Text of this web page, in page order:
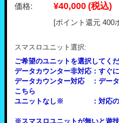
価格: ¥40,000(税込)
[ポイント還元 400
スマスロユニット選択:
ご希望のユニットを選択してくだ
データカウンター非対応：すぐ
データカウンター対応 ：デー
こちら
ユニットなし※ ：対応のユ
※スマスロユニットが無いと遊技